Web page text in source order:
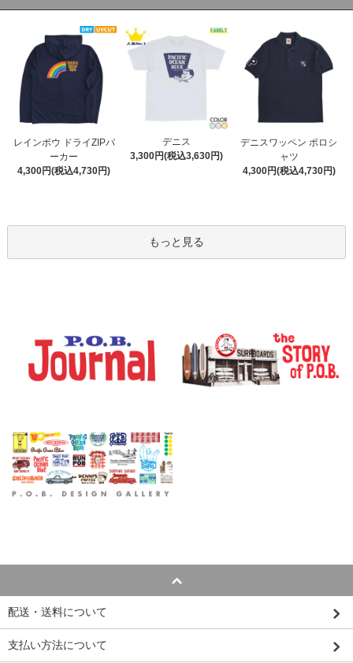
レインボウ ドライZIPパ
ーカー
4,300円(税込4,730円)
デニス
3,300円(税込3,630円)
デニスワッペン ポロシ
ャツ
4,300円(税込4,730円)
もっと見る
配送・送料について
支払い方法について